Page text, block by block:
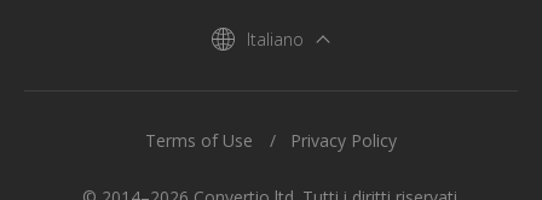
Italiano
Terms of Use Privacy Policy